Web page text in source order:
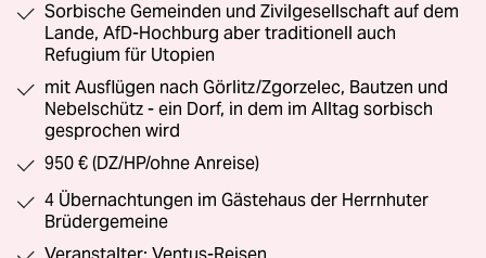
Sorbische Gemeinden und Zivilgesellschaft auf dem
Lande, AfD-Hochburg aber traditionell auch
Refugium für Utopien
mit Ausflügen nach Görlitz/Zgorzelec, Bautzen und
Nebelschütz - ein Dorf, in dem im Alltag sorbisch
gesprochen wird
950 € (DZ/HP/ohne Anreise)
4 Übernachtungen im Gästehaus der Herrnhuter
Brüdergemeine